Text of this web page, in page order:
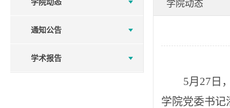
通知公告
学术报告
5月27日
学院党委书记